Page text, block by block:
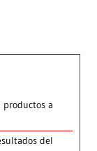
productos a
del